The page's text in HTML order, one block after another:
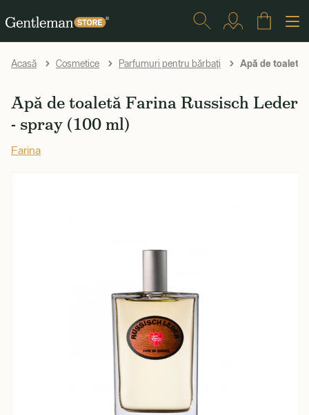
Acasă Cosmetice Parfumuri pentru bărbați Apă de toaletă
Apă de toaletă Farina Russisch Leder
- spray (100 ml)
Farina